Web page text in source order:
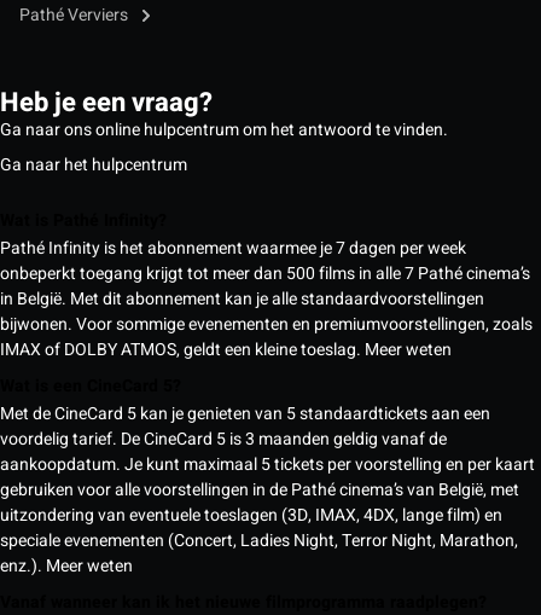
Pathé Verviers
Heb je een vraag?
Ga naar ons online hulpcentrum om het antwoord te vinden.
Ga naar het hulpcentrum
Pathé Infinity is het abonnement waarmee je 7 dagen per week
onbeperkt toegang krijgt tot meer dan 500 films in alle 7 Pathé cinema’s
in België. Met dit abonnement kan je alle standaardvoorstellingen
bijwonen. Voor sommige evenementen en premiumvoorstellingen, zoals
IMAX of DOLBY ATMOS, geldt een kleine toeslag. Meer weten
Met de CineCard 5 kan je genieten van 5 standaardtickets aan een
voordelig tarief. De CineCard 5 is 3 maanden geldig vanaf de
aankoopdatum. Je kunt maximaal 5 tickets per voorstelling en per kaart
gebruiken voor alle voorstellingen in de Pathé cinema’s van België, met
uitzondering van eventuele toeslagen (3D, IMAX, 4DX, lange film) en
speciale evenementen (Concert, Ladies Night, Terror Night, Marathon,
enz.). Meer weten